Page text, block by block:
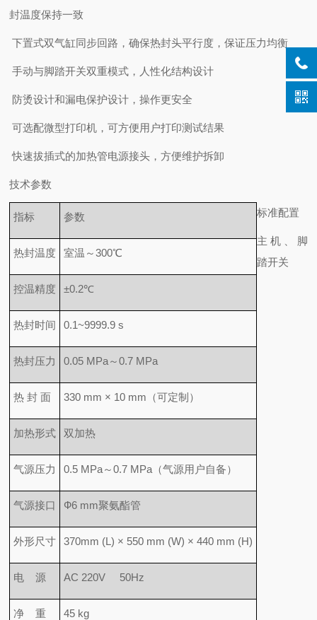
封温度保持一致
下置式双气缸同步回路，确保热封头平行度，保证压力均衡
手动与脚踏开关双重模式，人性化结构设计
防烫设计和漏电保护设计，操作更安全
可选配微型打印机，可方便用户打印测试结果
快速拔插式的加热管电源接头，方便维护拆卸
技术参数
指标 参数
热封温度 室温～300℃
控温精度 ±0.2℃
热封时间 0.1~9999.9 s
热封压力 0.05 MPa～0.7 MPa
热 封 面 330 mm × 10 mm（可定制）
加热形式 双加热
气源压力 0.5 MPa～0.7 MPa（气源用户自备）
气源接口 Ф6 mm聚氨酯管
外形尺寸 370mm (L) × 550 mm (W) × 440 mm (H)
电 源 AC 220V 50Hz
净 重 45 kg
标准配置
主机、脚
踏开关